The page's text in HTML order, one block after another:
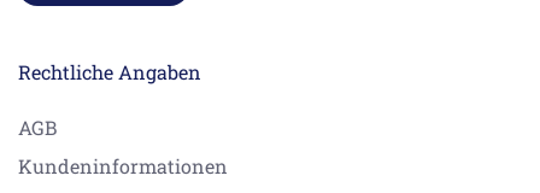
Rechtliche Angaben
AGB
Kundeninformationen